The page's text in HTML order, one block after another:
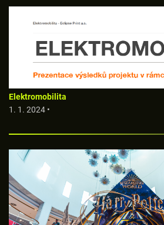
Elektromobilita
1. 1. 2024 •